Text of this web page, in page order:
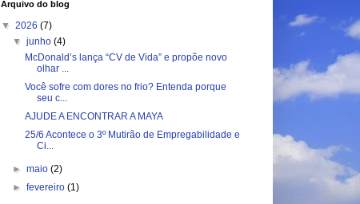
Arquivo do blog
▼ 2026 (7)
▼junho(4)
McDonald’s lança “CV de Vida” e propõe novo
olhar ...
Você sofre com dores no frio? Entenda porque
seu c...
AJUDE A ENCONTRAR A MAYA
25/6 Acontece o 3º Mutirão de Empregabilidade e
Ci...
►maio(2)
►fevereiro(1)